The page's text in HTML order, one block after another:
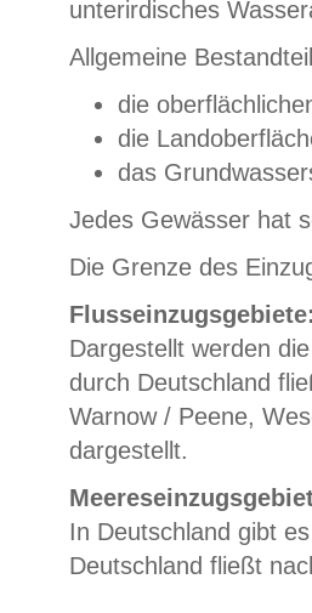
unterirdisches
Allgemeine
die
die
das
Jedes Gewässer hat
Die Grenze des
Dargestellt werden
durch Deutschland
Warnow / Peene,
dargestellt.
In Deutschland gibt
Deutschland fließt